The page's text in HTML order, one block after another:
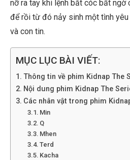
nỡ ra tay khi lệnh bắt cóc bất ngờ
để rồi từ đó nảy sinh một tình
và con tin.
MỤC LỤC BÀI VIẾT:
Thông tin về phim Kidnap The
Nội dung phim Kidnap The
Các nhân vật trong phim
Min
Q
Mhen
Terd
Kacha